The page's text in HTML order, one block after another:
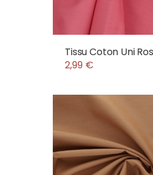
Tissu Coton Uni
2,99 €